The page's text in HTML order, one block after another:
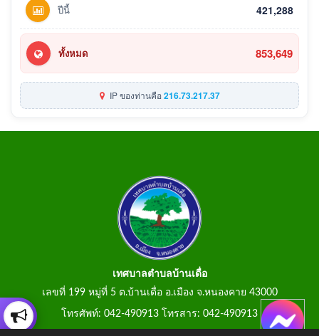
ปีนี้ 421,288
ทั้งหมด 853,649
IP ของท่านคือ216.73.217.37
เทศบาลตำบลบ้านเดื่อ
เลขที่ 199 หมู่ที่ 5 ต.บ้านเดื่อ อ.เมือง จ.หนองคาย 43000
โทรศัพท์: 042-490913 โทรสาร: 042-490913